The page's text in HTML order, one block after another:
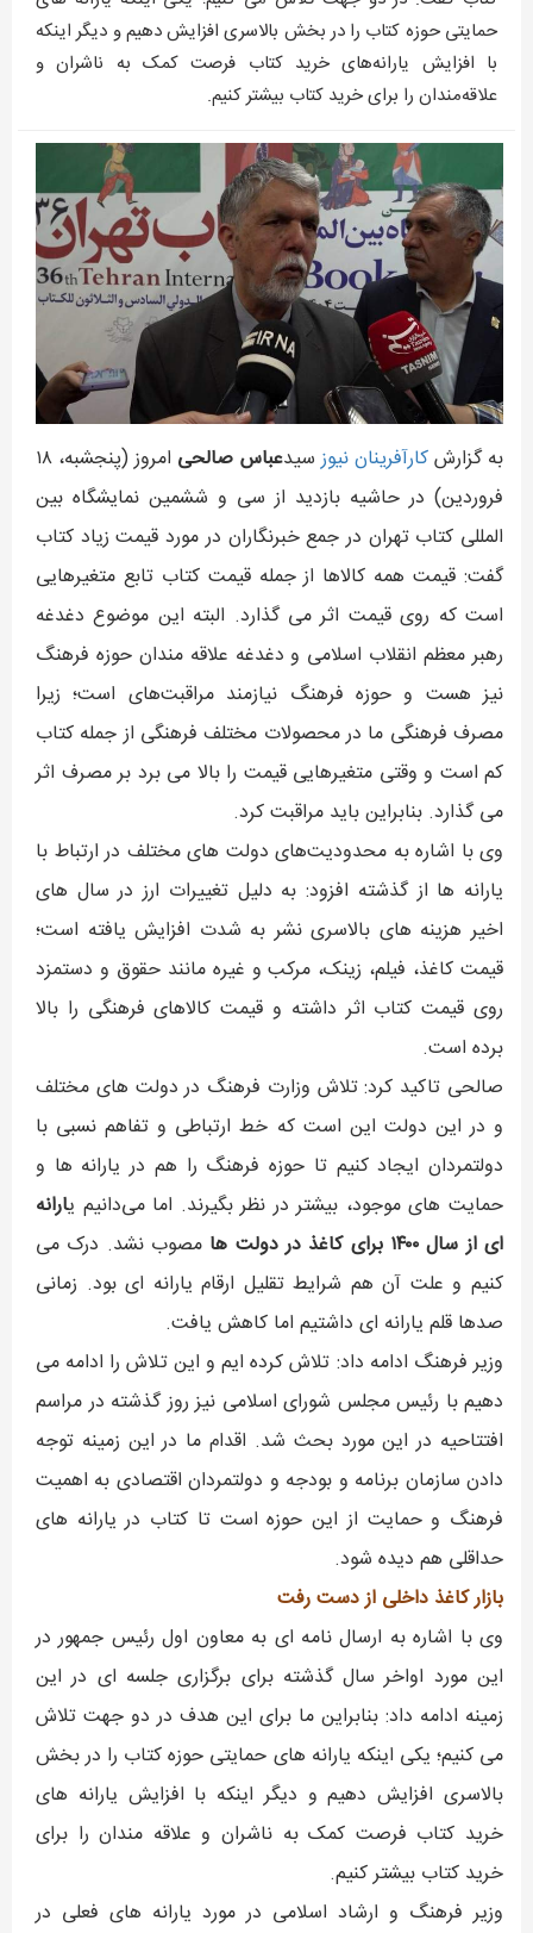
حمایتی حوزه کتاب را در بخش بالاسری افزایش دهیم و دیگر اینکه
با افزایش یارانه‌های خرید کتاب فرصت کمک به ناشران و
علاقه‌مندان را برای خرید کتاب بیشتر کنیم.
به گزارشکارآفرينان نيوزسیدعباس صالحی
امروز (پنجشبه، ۱۸
فروردین) در حاشیه بازدید از سی و ششمین نمایشگاه بین
المللی کتاب تهران در جمع خبرنگاران در مورد قیمت زیاد کتاب
گفت: قیمت همه کالاها از جمله قیمت کتاب تابع متغیرهایی
است که روی قیمت اثر می گذارد. البته این موضوع دغدغه
رهبر معظم انقلاب اسلامی و دغدغه علاقه مندان حوزه فرهنگ
نیز هست و حوزه فرهنگ نیازمند مراقبت‌های است؛ زیرا
مصرف فرهنگی ما در محصولات مختلف فرهنگی از جمله کتاب
کم است و وقتی متغیرهایی قیمت را بالا می برد بر مصرف اثر
می گذارد. بنابراین باید مراقبت کرد.
وی با اشاره به محدودیت‌های دولت های مختلف در ارتباط با
یارانه ها از گذشته افزود: به دلیل تغییرات ارز در سال های
اخیر هزینه های بالاسری نشر به شدت افزایش یافته است؛
قیمت کاغذ، فیلم، زینک، مرکب و غیره مانند حقوق و دستمزد
روی قیمت کتاب اثر داشته و قیمت کالاهای فرهنگی را بالا
برده است.
صالحی تاکید کرد: تلاش وزارت فرهنگ در دولت های مختلف
و در این دولت این است که خط ارتباطی و تفاهم نسبی با
دولتمردان ایجاد کنیم تا حوزه فرهنگ را هم در یارانه ها و
حمایت های موجود، بیشتر در نظر بگیرند. اما می‌دانیم یارانه
ای از سال ۱۴۰۰ برای کاغذ در دولت ها
مصوب نشد. درک می
کنیم و علت آن هم شرایط تقلیل ارقام یارانه ای بود. زمانی
صدها قلم یارانه ای داشتیم اما کاهش یافت.
وزیر فرهنگ ادامه داد: تلاش کرده ایم و این تلاش را ادامه می
دهیم با رئیس مجلس شورای اسلامی نیز روز گذشته در مراسم
افتتاحیه در این مورد بحث شد. اقدام ما در این زمینه توجه
دادن سازمان برنامه و بودجه و دولتمردان اقتصادی به اهمیت
فرهنگ و حمایت از این حوزه است تا کتاب در یارانه های
حداقلی هم دیده شود.
بازار کاغذ داخلی از دست رفت
وی با اشاره به ارسال نامه ای به معاون اول رئیس جمهور در
این مورد اواخر سال گذشته برای برگزاری جلسه ای در این
زمینه ادامه داد: بنابراین ما برای این هدف در دو جهت تلاش
می کنیم؛ یکی اینکه یارانه های حمایتی حوزه کتاب را در بخش
بالاسری افزایش دهیم و دیگر اینکه با افزایش یارانه های
خرید کتاب فرصت کمک به ناشران و علاقه مندان را برای
خرید کتاب بیشتر کنیم.
وزیر فرهنگ و ارشاد اسلامی در مورد یارانه های فعلی در